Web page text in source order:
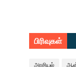
பிரிவுகள்
அரசியல்